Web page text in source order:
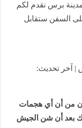
برس نقدم لكم
السفن ستقابل
الخميس 9 يوليه 2026 - 5:40 ص | آخر تحديث:
من أن أي هجمات
بعد أن شن الجيش